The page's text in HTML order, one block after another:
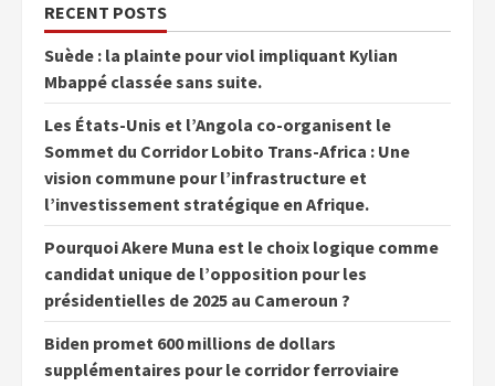
RECENT POSTS
Suède : la plainte pour viol impliquant Kylian
Mbappé classée sans suite.
Les États-Unis et l’Angola co-organisent le
Sommet du Corridor Lobito Trans-Africa : Une
vision commune pour l’infrastructure et
l’investissement stratégique en Afrique.
Pourquoi Akere Muna est le choix logique comme
candidat unique de l’opposition pour les
présidentielles de 2025 au Cameroun ?
Biden promet 600 millions de dollars
supplémentaires pour le corridor ferroviaire